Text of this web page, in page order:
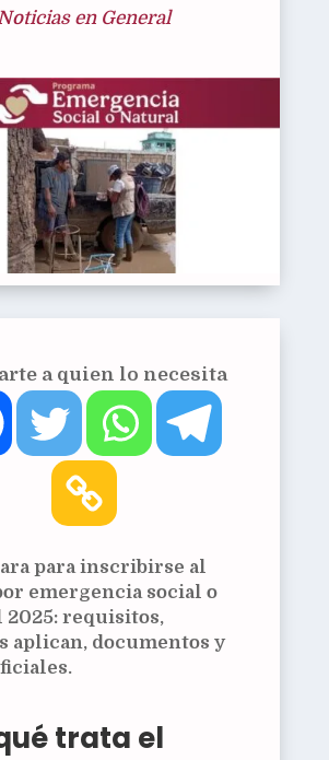
en General
a quien lo necesita
para inscribirse al
emergencia social o
requisitos,
aplican, documentos y
trata el